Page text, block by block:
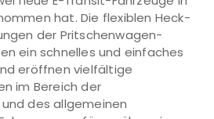
hat. Die flexiblen Heck-
der Pritschenwagen-
ein schnelles und einfaches
eröffnen vielfältige
im Bereich der
des allgemeinen